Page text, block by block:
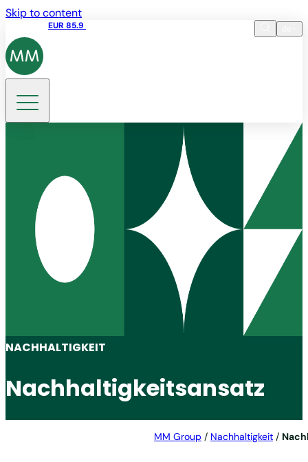
Skip to content
EUR 85.9
NACHHALTIGKEIT
Nachhaltigkeitsansatz
MM Group / Nachhaltigkeit /